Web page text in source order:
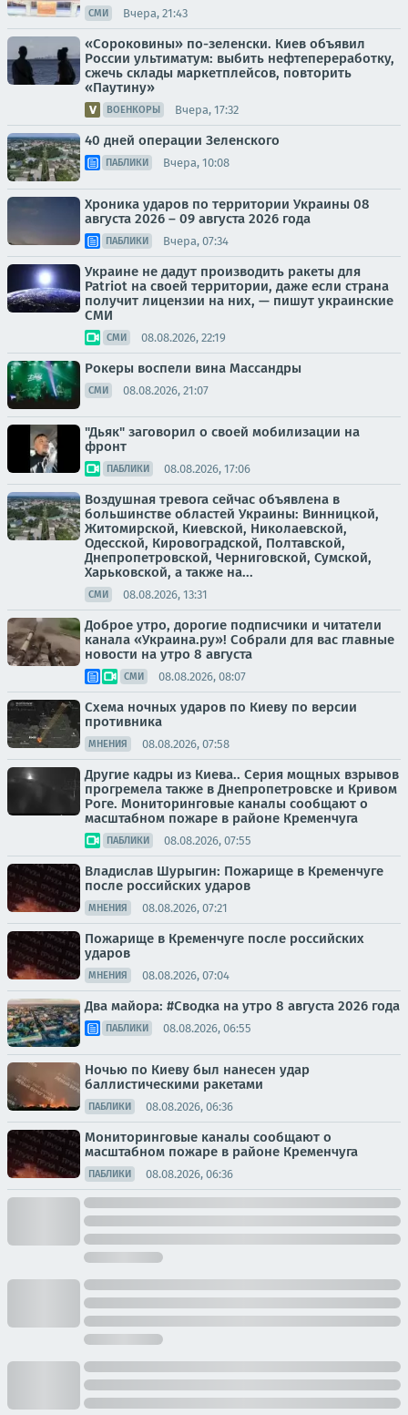
СМИ Вчера, 21:43
«Сороковины» по-зеленски. Киев объявил
России ультиматум: выбить нефтепереработку,
сжечь склады маркетплейсов, повторить
«Паутину»
ВОЕНКОРЫ Вчера, 17:32
40 дней операции Зеленского
ПАБЛИКИ Вчера, 10:08
Хроника ударов по территории Украины 08
августа 2026 – 09 августа 2026 года
ПАБЛИКИ Вчера, 07:34
Украине не дадут производить ракеты для
Patriot на своей территории, даже если страна
получит лицензии на них, — пишут украинские
СМИ
СМИ 08.08.2026, 22:19
Рокеры воспели вина Массандры
СМИ 08.08.2026, 21:07
"Дьяк" заговорил о своей мобилизации на
фронт
ПАБЛИКИ 08.08.2026, 17:06
Воздушная тревога сейчас объявлена в
большинстве областей Украины: Винницкой,
Житомирской, Киевской, Николаевской,
Одесской, Кировоградской, Полтавской,
Днепропетровской, Черниговской, Сумской,
Харьковской, а также на...
СМИ 08.08.2026, 13:31
Доброе утро, дорогие подписчики и читатели
канала «Украина.ру»! Собрали для вас главные
новости на утро 8 августа
СМИ 08.08.2026, 08:07
Схема ночных ударов по Киеву по версии
противника
МНЕНИЯ 08.08.2026, 07:58
Другие кадры из Киева.. Серия мощных взрывов
прогремела также в Днепропетровске и Кривом
Роге. Мониторинговые каналы сообщают о
масштабном пожаре в районе Кременчуга
ПАБЛИКИ 08.08.2026, 07:55
Владислав Шурыгин: Пожарище в Кременчуге
после российских ударов
МНЕНИЯ 08.08.2026, 07:21
Пожарище в Кременчуге после российских
ударов
МНЕНИЯ 08.08.2026, 07:04
Два майора: #Сводка на утро 8 августа 2026 года
ПАБЛИКИ 08.08.2026, 06:55
Ночью по Киеву был нанесен удар
баллистическими ракетами
ПАБЛИКИ 08.08.2026, 06:36
Мониторинговые каналы сообщают о
масштабном пожаре в районе Кременчуга
ПАБЛИКИ 08.08.2026, 06:36